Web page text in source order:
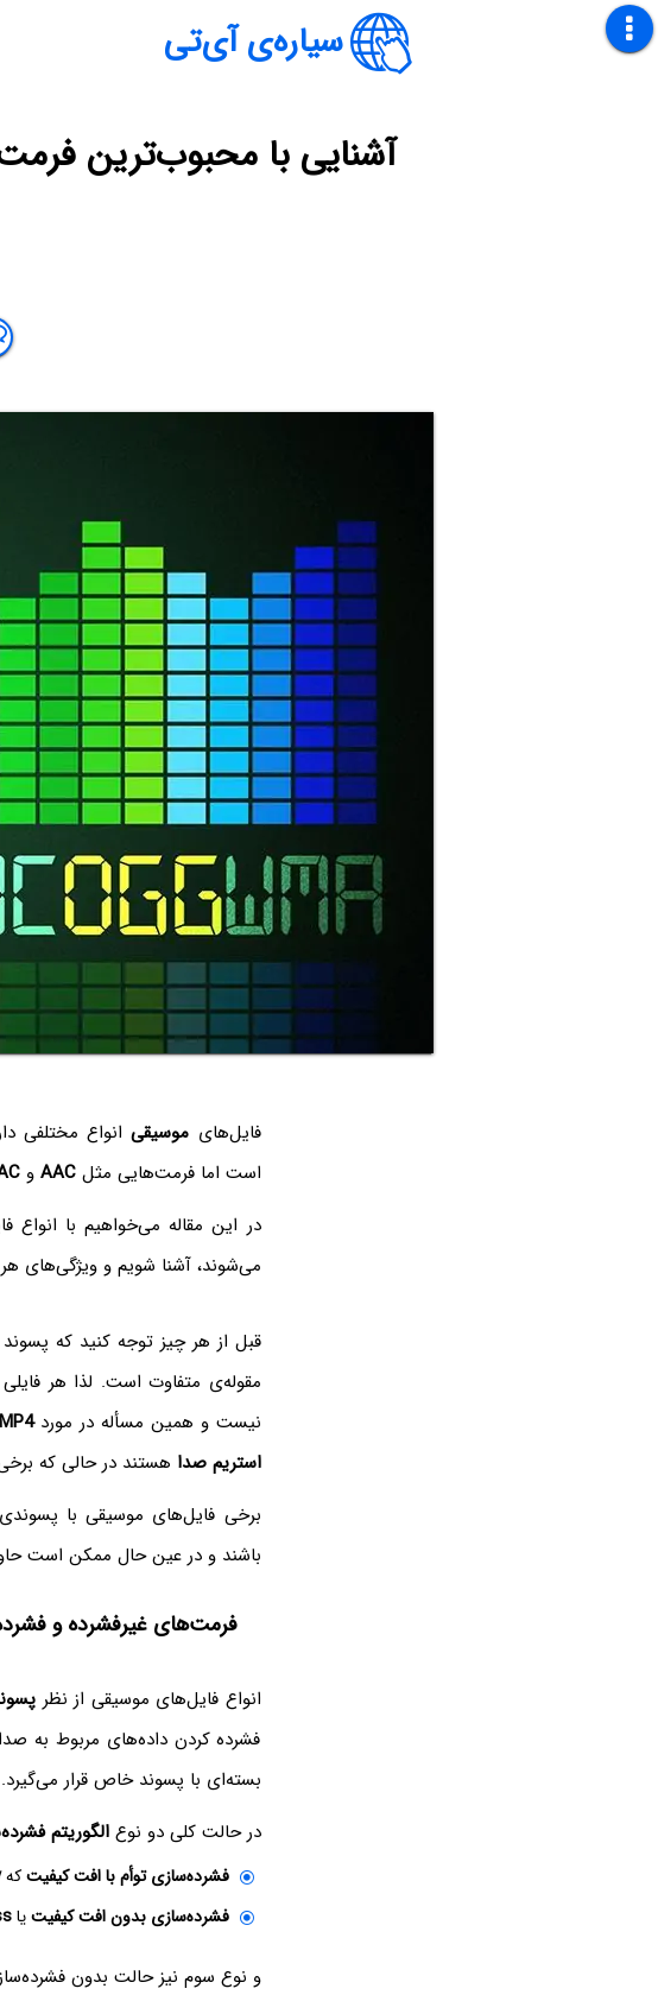
سیاره‌ی آی‌تی
فایل‌های موسیقیانواع مختلفی
است اما فرمت‌هایی مثلAAC و
در این مقاله می‌خواهیم با
می‌شوند، آشنا شویم و ویژگی‌های
قبل از هر چیز توجه کنید که
نیست و همین مسأله در موردMP4
استریم صدا هستند در حالی که
برخی فایل‌های موسیقی با
باشند و در عین حال ممکن است
فرمت‌های غیرفشرده و
انواع فایل‌های موسیقی از نظر
فشرده کردن داده‌های مربوط به
بسته‌ای با پسوند خاص قرار می‌گیرد.
در حالت کلی دو نوعالگوریتم
فشرده‌سازی توأم با افت کیفیتکه
فشرده‌سازی بدون افت کیفیتیا
و نوع سوم نیز حالت بدون